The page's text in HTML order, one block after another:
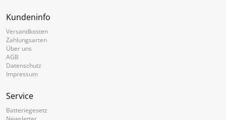
Kundeninfo
Versandkosten
Zahlungsarten
Über uns
AGB
Datenschutz
Impressum
Service
Batteriegesetz